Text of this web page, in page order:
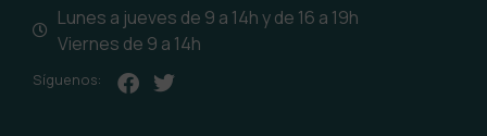
Lunes a jueves de 9 a 14h y de 16 a 19h
Viernes de 9 a 14h
Síguenos: